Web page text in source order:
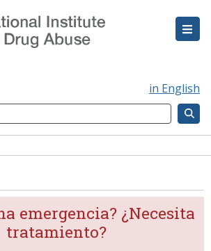
in English
emergencia? ¿Necesita
tratamiento?